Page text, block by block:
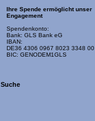
Ihre Spende ermöglicht unser
Engagement
Spendenkonto:
Bank: GLS Bank eG
IBAN:
DE36 4306 0967 8023 3348 00
BIC: GENODEM1GLS
Suche